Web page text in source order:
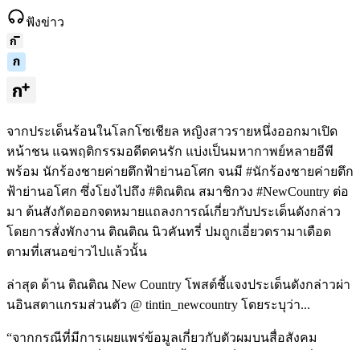
ฟังข่าว
จากประเด็นร้อนในโลกโซเชียล หญิงสาวรายหนึ่งออกมาเปิด
หน้าชน แฉพฤติกรรมอดีตคนรัก แบ่งเป็นมหากาพย์หลายอีพี
พร้อม นักร้องชายค่ายตึกฟ้าย่านอโศก จนมี #นักร้องชายค่ายตึก
ฟ้าย่านอโศก ซึ่งโยงไปถึง #ติณติณ สมาชิกวง #NewCountry ต่อ
มา ต้นสังกัดออกจดหมายแถลงการณ์เกี่ยวกับประเด็นดังกล่าว
โดยการสั่งพักงาน ติณติณ นิวคันทรี่ ปมถูกเอี่ยวดรามาเดือด
ตามที่เสนอข่าวไปแล้วนั้น
ล่าสุด ด้าน ติณติณ New Country โพสต์ชี้แจงประเด็นดังกล่าวผ่า
นอินสตาแกรมส่วนตัว @ tintin_newcountry โดยระบุว่า...
“จากกรณีที่มีการเผยแพร่ข้อมูลเกี่ยวกับตัวผมบนสื่อสังคม